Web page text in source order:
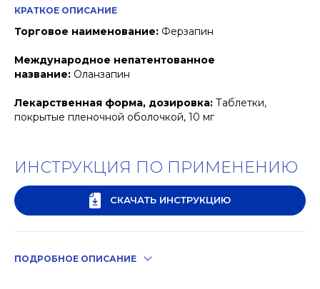
КРАТКОЕ ОПИСАНИЕ
Торговое наименование: Ферзапин
Международное непатентованное
название: Оланзапин
Лекарственная форма, дозировка: Таблетки,
покрытые пленочной оболочкой, 10 мг
ИНСТРУКЦИЯ ПО ПРИМЕНЕНИЮ
СКАЧАТЬ ИНСТРУКЦИЮ
ПОДРОБНОЕ ОПИСАНИЕ